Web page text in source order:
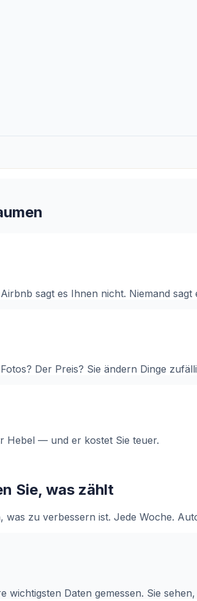
sagt es Ihnen nicht. Niemand sagt
Der Preis? Sie ändern Dinge
Hebel — und er kostet Sie teuer.
Sie, was zählt
zu verbessern ist. Jede Woche.
Daten gemessen. Sie